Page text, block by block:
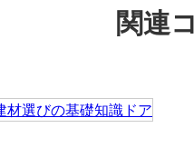
関連